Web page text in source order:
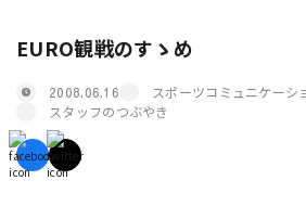
EURO観戦のすゝめ
2008.06.16
スポーツコミュニケーシ
スタッフのつぶやき